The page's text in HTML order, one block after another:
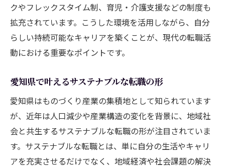
クやフレックスタイム制、育児・介護支援などの制度も
拡充されています。こうした環境を活用しながら、自分
らしい持続可能なキャリアを築くことが、現代の転職活
動における重要なポイントです。
愛知県で叶えるサステナブルな転職の形
愛知県はものづくり産業の集積地として知られています
が、近年は人口減少や産業構造の変化を背景に、地域社
会と共生するサステナブルな転職の形が注目されていま
す。サステナブルな転職とは、単に自分の生活やキャリ
アを充実させるだけでなく、地域経済や社会課題の解決